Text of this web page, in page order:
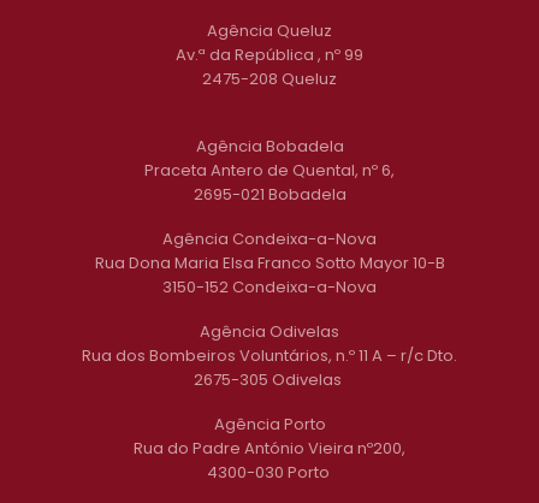
Agência Queluz
Av.ª da República , nº 99
2475-208 Queluz
Agência Bobadela
Praceta Antero de Quental, nº 6,
2695-021 Bobadela
Agência Condeixa-a-Nova
Rua Dona Maria Elsa Franco Sotto Mayor 10-B
3150-152 Condeixa-a-Nova
Agência Odivelas
Rua dos Bombeiros Voluntários, n.º 11 A – r/c Dto.
2675-305 Odivelas
Agência Porto
Rua do Padre António Vieira nº200,
4300-030 Porto